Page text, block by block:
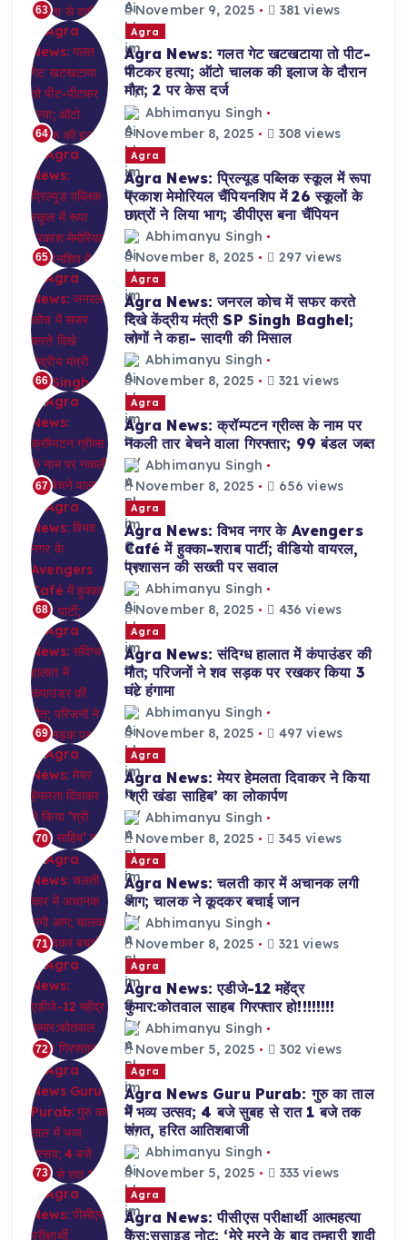
63
November 9, 2025
381 views
64
Agra
Agra News: गलत गेट खटखटाया तो पीट-
पीटकर हत्या; ऑटो चालक की इलाज के दौरान
मौत; 2 पर केस दर्ज
Abhimanyu Singh
November 8, 2025
308 views
65
Agra
Agra News: प्रिल्यूड पब्लिक स्कूल में रूपा
प्रकाश मेमोरियल चैंपियनशिप में 26 स्कूलों के
छात्रों ने लिया भाग; डीपीएस बना चैंपियन
Abhimanyu Singh
November 8, 2025
297 views
66
Agra
Agra News: जनरल कोच में सफर करते
दिखे केंद्रीय मंत्री SP Singh Baghel;
लोगों ने कहा- सादगी की मिसाल
Abhimanyu Singh
November 8, 2025
321 views
67
Agra
Agra News: क्रॉम्पटन ग्रीव्स के नाम पर
नकली तार बेचने वाला गिरफ्तार; 99 बंडल जब्त
Abhimanyu Singh
November 8, 2025
656 views
68
Agra
Agra News: विभव नगर के Avengers
Café में हुक्का-शराब पार्टी; वीडियो वायरल,
प्रशासन की सख्ती पर सवाल
Abhimanyu Singh
November 8, 2025
436 views
69
Agra
Agra News: संदिग्ध हालात में कंपाउंडर की
मौत; परिजनों ने शव सड़क पर रखकर किया 3
घंटे हंगामा
Abhimanyu Singh
November 8, 2025
497 views
70
Agra
Agra News: मेयर हेमलता दिवाकर ने किया
‘श्री खंडा साहिब’ का लोकार्पण
Abhimanyu Singh
November 8, 2025
345 views
71
Agra
Agra News: चलती कार में अचानक लगी
आग; चालक ने कूदकर बचाई जान
Abhimanyu Singh
November 8, 2025
321 views
72
Agra
Agra News: एडीजे-12 महेंद्र
कुमार:कोतवाल साहब गिरफ्तार हो!!!!!!!!
Abhimanyu Singh
November 5, 2025
302 views
73
Agra
Agra News Guru Purab: गुरु का ताल
में भव्य उत्सव; 4 बजे सुबह से रात 1 बजे तक
संगत, हरित आतिशबाजी
Abhimanyu Singh
November 5, 2025
333 views
Agra
Agra News: पीसीएस परीक्षार्थी आत्महत्या
केस:सुसाइड नोट: ‘मेरे मरने के बाद तुम्हारी शादी